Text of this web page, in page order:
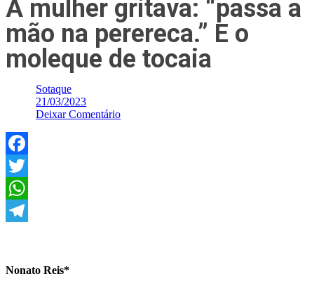
A mulher gritava: “passa a
mão na perereca.” E o
moleque de tocaia
Sotaque
21/03/2023
Deixar Comentário
Facebook
Twitter
WhatsApp
Nonato Reis*